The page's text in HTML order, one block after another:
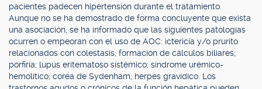
pacientes padecen hipertensión durante el tratamiento.
Aunque no se ha demostrado de forma concluyente que exista
una asociación, se ha informado que las siguientes patologías
ocurren o empeoran con el uso de AOC: ictericia y/o prurito
relacionados con colestasis; formación de cálculos biliares;
porfiria; lupus eritematoso sistémico; síndrome urémico-
hemolítico; corea de Sydenham; herpes gravídico. Los